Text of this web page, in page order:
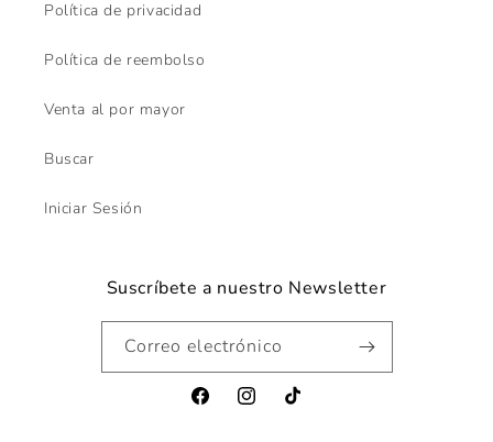
Política de privacidad
Política de reembolso
Venta al por mayor
Buscar
Iniciar Sesión
Suscríbete a nuestro Newsletter
Correo electrónico
FacebookInstagramTikTok